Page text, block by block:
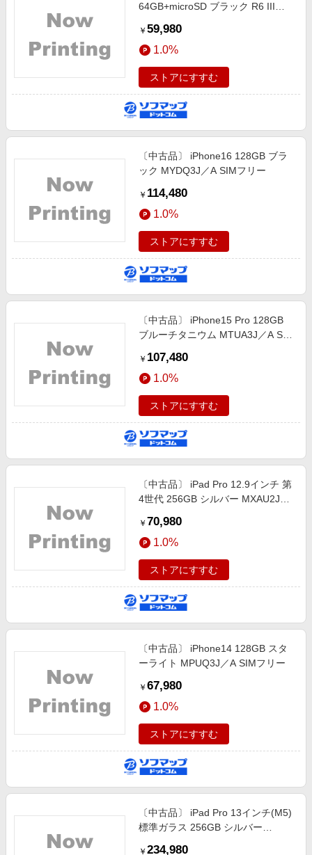
64GB+microSD ブラック R6 III
￥ 59,980
1.0%
ストアにすすむ
〔中古品〕 iPhone16 128GB ブラ
ック MYDQ3J／A SIMフリー
￥ 114,480
1.0%
ストアにすすむ
〔中古品〕 iPhone15 Pro 128GB
ブルーチタニウム MTUA3J／A SIM
￥ 107,480
1.0%
ストアにすすむ
〔中古品〕 iPad Pro 12.9インチ 第
4世代 256GB シルバー MXAU2J／
￥ 70,980
1.0%
ストアにすすむ
〔中古品〕 iPhone14 128GB スタ
ーライト MPUQ3J／A SIMフリー
￥ 67,980
1.0%
ストアにすすむ
〔中古品〕 iPad Pro 13インチ(M5)
標準ガラス 256GB シルバー
￥ 234,980